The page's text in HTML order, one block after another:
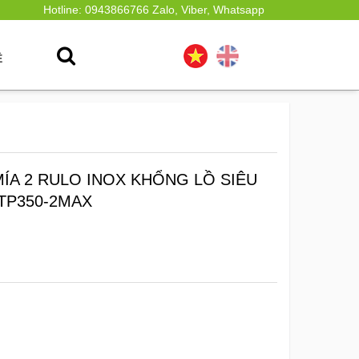
Hotline: 0943866766 Zalo, Viber, Whatsapp
2 RULO INOX KHỔNG LỒ SIÊU
2MAX